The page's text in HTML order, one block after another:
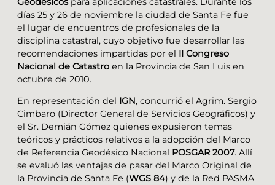
días 25 y 26 de noviembre la ciudad de Santa Fe fue
el lugar de encuentros de profesionales de la
disciplina catastral, cuyo objetivo fue desarrollar las
recomendaciones impartidas por el II Congreso
Nacional de Catastro en la Provincia de San Luis en
octubre de 2010.
En representación del IGN, concurrió el Agrim. Sergio
Cimbaro (Director General de Servicios Geográficos) y
el Sr. Demián Gómez quienes expusieron temas
teóricos y prácticos relativos a la adopción del Marco
de Referencia Geodésico Nacional POSGAR 2007. Allí
se evaluó las ventajas de pasar del Marco Original de
la Provincia de Santa Fe (WGS 84) y de la Red PASMA